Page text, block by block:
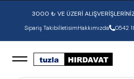
3000 ₺ VE ÜZERİ
Sipariş TakibiİletisimHakkımızda 0542